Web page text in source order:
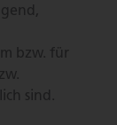
bzw. für
sind.